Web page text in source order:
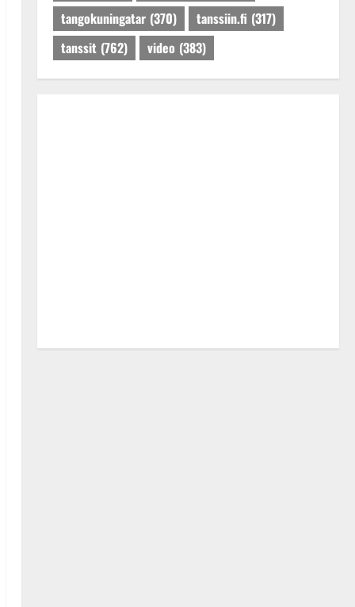
tangokuningatar (370) tanssiin.fi (317)
tanssit (762) video (383)